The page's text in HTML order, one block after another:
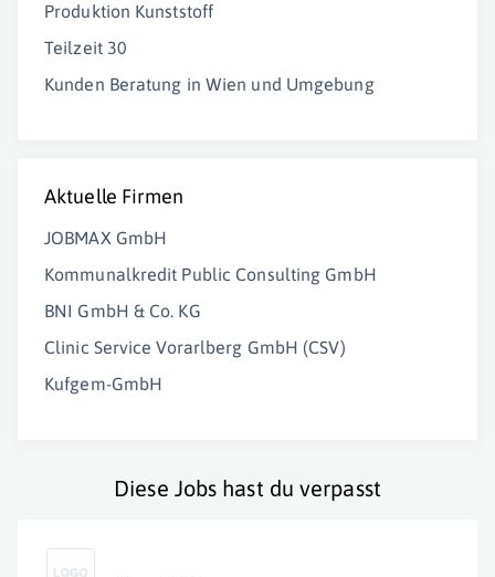
Produktion Kunststoff
Teilzeit 30
Kunden Beratung in Wien und Umgebung
Aktuelle Firmen
JOBMAX GmbH
Kommunalkredit Public Consulting GmbH
BNI GmbH & Co. KG
Clinic Service Vorarlberg GmbH (CSV)
Kufgem-GmbH
Diese Jobs hast du verpasst